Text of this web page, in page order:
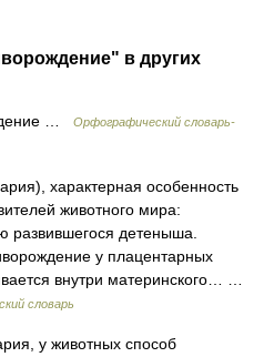
в других
…
Орфографический словарь-
характерная особенность
животного мира:
развившегося детеныша.
у плацентарных
внутри материнского… …
словарь
у животных способ